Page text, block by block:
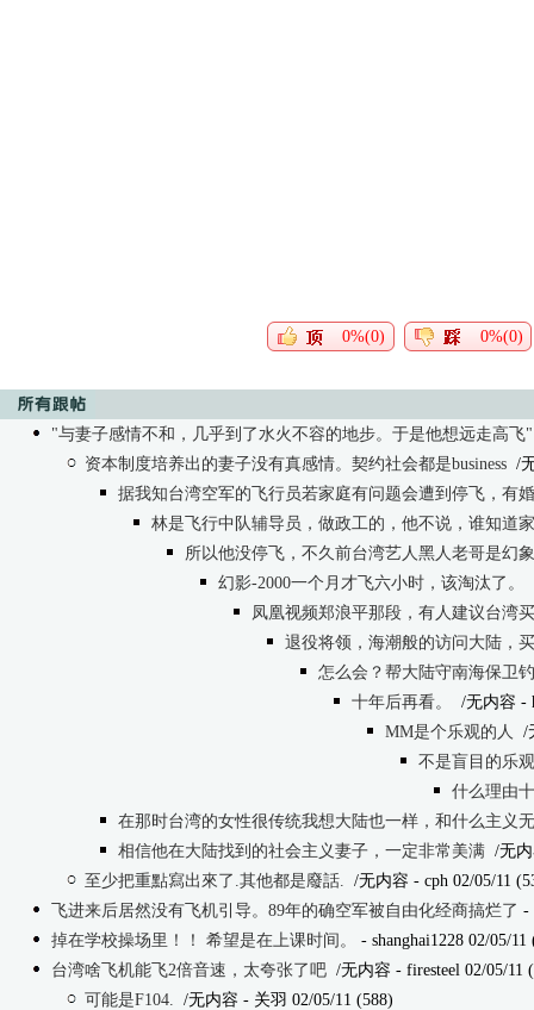
0%(0) 0%(0)
"与妻子感情不和，几乎到了水火不容的地步。于是他想远走高飞"
资本制度培养出的妻子没有真感情。契约社会都是business /
据我知台湾空军的飞行员若家庭有问题会遭到停飞，有
林是飞行中队辅导员，做政工的，他不说，谁知道
所以他没停飞，不久前台湾艺人黑人老哥是幻
幻影-2000一个月才飞六小时，该淘汰了。
凤凰视频郑浪平那段，有人建议台湾
退役将领，海潮般的访问大陆，
怎么会？帮大陆守南海保卫
十年后再看。
/无内容 -
MM是个乐观的人
/
不是盲目的乐观
什么理由
在那时台湾的女性很传统我想大陆也一样，和什么主义
相信他在大陆找到的社会主义妻子，一定非常美满 /无
至少把重點寫出來了.其他都是廢話. /无内容 - cph 02/05/11
飞进来后居然没有飞机引导。89年的确空军被自由化经商搞烂了 -
掉在学校操场里！！ 希望是在上课时间。
- shanghai1228 02/05/11
台湾啥飞机能飞2倍音速，太夸张了吧 /无内容 - firesteel 02/05/11
可能是F104. /无内容 - 关羽 02/05/11 (588)